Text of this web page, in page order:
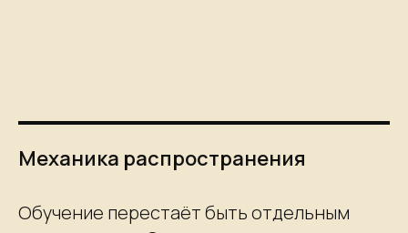
Механика распространения
Обучение перестаёт быть отдельным